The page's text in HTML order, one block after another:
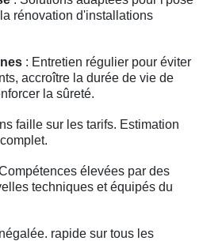
rénovation d'installations
: Entretien régulier pour éviter
accroître la durée de vie de
la sûreté.
faille sur les tarifs. Estimation
élevées par des
techniques et équipés du
rapide sur tous les